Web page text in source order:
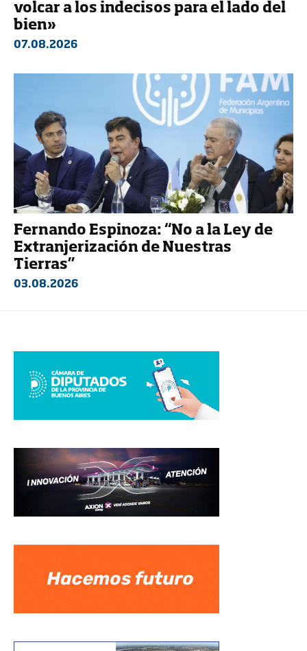
volcar a los indecisos para el lado del
bien»
07.08.2026
Fernando Espinoza: “No a la Ley de
Extranjerización de Nuestras
Tierras”
03.08.2026